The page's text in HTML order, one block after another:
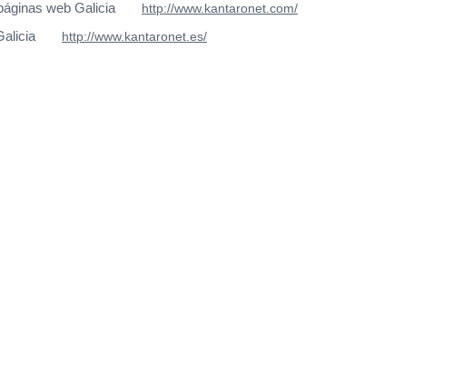
web Galicia
http://www.kantaronet.com/
http://www.kantaronet.es/